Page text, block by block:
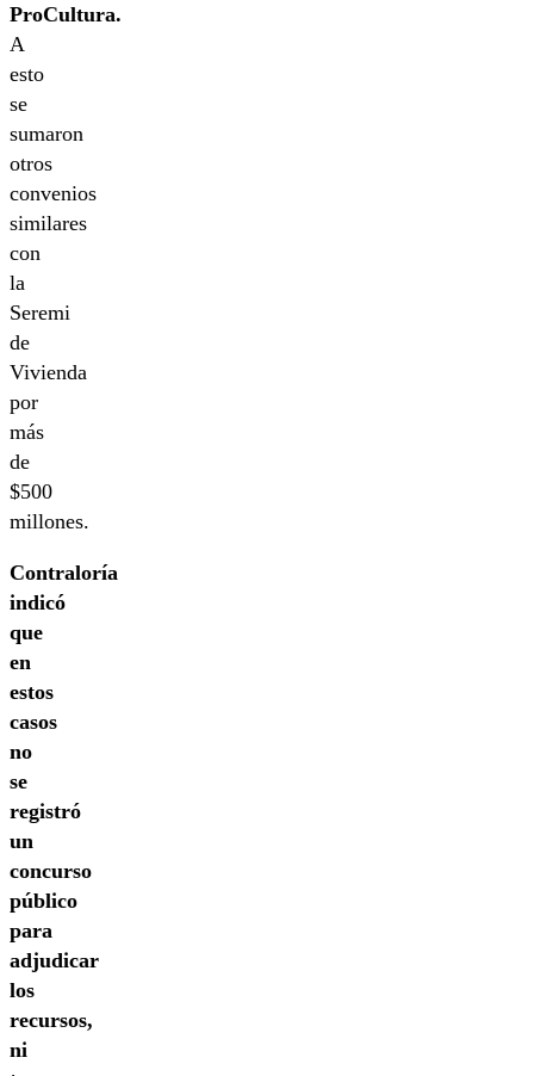
ProCultura.
A
esto
se
sumaron
otros
convenios
similares
con
la
Seremi
de
Vivienda
por
más
de
$500
millones.
Contraloría
indicó
que
en
estos
casos
no
se
registró
un
concurso
público
para
adjudicar
los
recursos,
ni